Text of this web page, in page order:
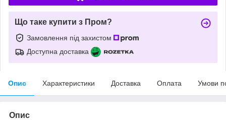
Що таке купити з Пром?
Замовлення під захистом
Доступна доставка
Опис Характеристики Доставка Оплата Умови
Опис